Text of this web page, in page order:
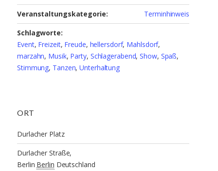
Veranstaltungskategorie: Terminhinweis
Schlagworte:
Event, Freizeit, Freude, hellersdorf, Mahlsdorf,
marzahn, Musik, Party, Schlagerabend,Show, Spaß,
Stimmung, Tanzen,Unterhaltung
ORT
Durlacher Platz
Durlacher Straße,
Berlin Berlin Deutschland